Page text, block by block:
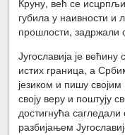
Круну, већ се
губила у наивности и
прошлости, задржали
Југославија је
истих граница, а
језиком и пишу
своју веру и поштују
достигнућа
разбијањем